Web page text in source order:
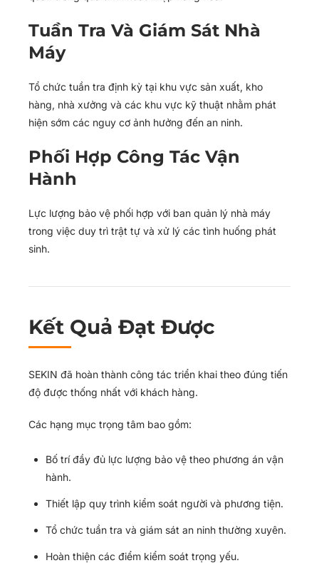
Tuần Tra Và Giám Sát Nhà
Máy
Tổ chức tuần tra định kỳ tại khu vực sản xuất, kho
hàng, nhà xưởng và các khu vực kỹ thuật nhằm phát
hiện sớm các nguy cơ ảnh hưởng đến an ninh.
Phối Hợp Công Tác Vận
Hành
Lực lượng bảo vệ phối hợp với ban quản lý nhà máy
trong việc duy trì trật tự và xử lý các tình huống phát
sinh.
Kết Quả Đạt Được
SEKIN đã hoàn thành công tác triển khai theo đúng tiến
độ được thống nhất với khách hàng.
Các hạng mục trọng tâm bao gồm:
Bố trí đầy đủ lực lượng bảo vệ theo phương án vận
hành.
Thiết lập quy trình kiểm soát người và phương tiện.
Tổ chức tuần tra và giám sát an ninh thường xuyên.
Hoàn thiện các điểm kiểm soát trọng yếu.